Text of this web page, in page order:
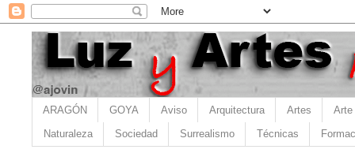
ARAGÓN GOYA Aviso Arquitectura Artes Arte
Naturaleza Sociedad Surrealismo Técnicas